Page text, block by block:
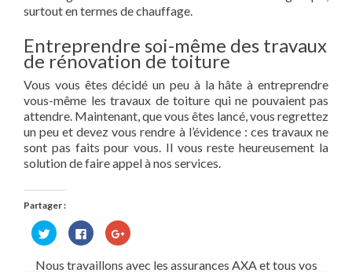
surtout en termes de chauffage.
Entreprendre soi-même des travaux
de rénovation de toiture
Vous vous êtes décidé un peu à la hâte à entreprendre
vous-même les travaux de toiture qui ne pouvaient pas
attendre. Maintenant, que vous êtes lancé, vous regrettez
un peu et devez vous rendre à l’évidence : ces travaux ne
sont pas faits pour vous. Il vous reste heureusement la
solution de faire appel à nos services.
Partager :
Cliquez
pour
partager
Twitter(ouvre
Cliquez
pour
partager
sur
Facebook(ouvre
Cliquez
pour
Google+
Nous travaillons avec les assurances AXA et tous vos